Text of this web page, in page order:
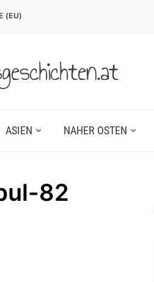
(EU)
ASIEN NAHER OSTEN
82